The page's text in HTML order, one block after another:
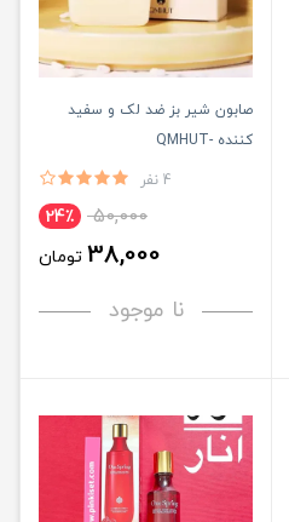
صابون شیر بز ضد لک و سفید
کننده -QMHUT
4 نفر
50,000 24٪
38,000 تومان
نا موجود